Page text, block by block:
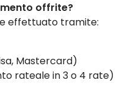
offrite?
effettuato tramite:
Mastercard)
rateale in 3 o 4 rate)